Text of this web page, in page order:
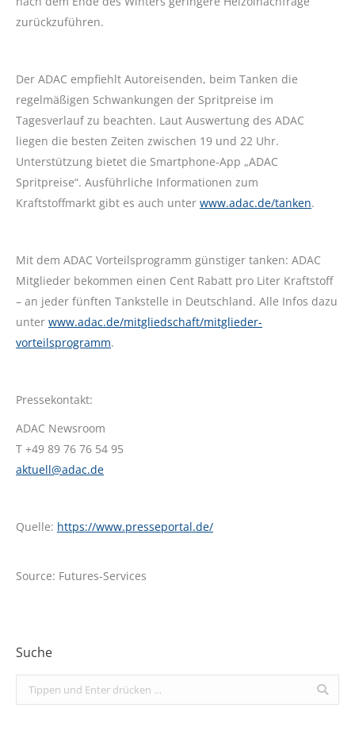
zurückzuführen.
Der ADAC empfiehlt Autoreisenden, beim Tanken die
regelmäßigen Schwankungen der Spritpreise im
Tagesverlauf zu beachten. Laut Auswertung des ADAC
liegen die besten Zeiten zwischen 19 und 22 Uhr.
Unterstützung bietet die Smartphone-App „ADAC
Spritpreise“. Ausführliche Informationen zum
Kraftstoffmarkt gibt es auch unter www.adac.de/tanken.
Mit dem ADAC Vorteilsprogramm günstiger tanken: ADAC
Mitglieder bekommen einen Cent Rabatt pro Liter Kraftstoff
– an jeder fünften Tankstelle in Deutschland. Alle Infos dazu
unter www.adac.de/mitgliedschaft/mitglieder-
vorteilsprogramm.
Pressekontakt:
ADAC Newsroom
T +49 89 76 76 54 95
aktuell@adac.de
Quelle: https://www.presseportal.de/
Source: Futures-Services
Suche
Search: